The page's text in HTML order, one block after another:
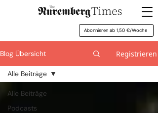
Abonnieren ab 1,50 €/Woche
Blog Übersicht Registrieren
Alle Beiträge
Podcasts
Alle Beiträge